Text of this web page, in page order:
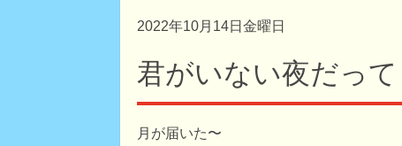
2022年10月14日金曜日
君がいない夜だって
月が届いた〜